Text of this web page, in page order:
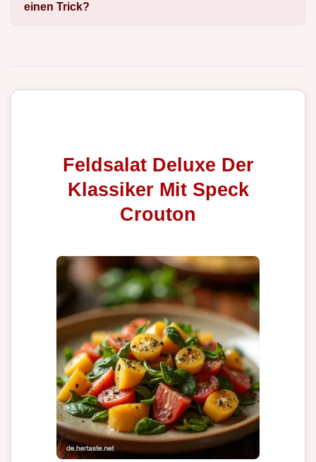
einen Trick?
Feldsalat Deluxe Der
Klassiker Mit Speck
Crouton